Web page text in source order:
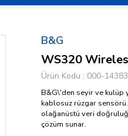
B&G
WS320
Ürün Kodu 000-
B&G\'den seyir ve kulüp
kablosuz rüzgar
olağanüstü veri
çözüm sunar.